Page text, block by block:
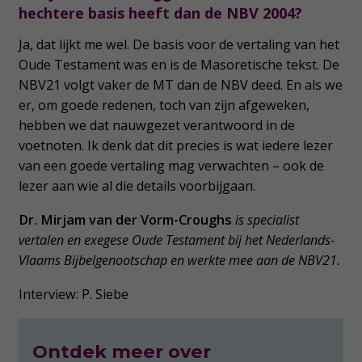
hechtere basis heeft dan de NBV 2004?
Ja, dat lijkt me wel. De basis voor de vertaling van het
Oude Testament was en is de Masoretische tekst. De
NBV21 volgt vaker de MT dan de NBV deed. En als we
er, om goede redenen, toch van zijn afgeweken,
hebben we dat nauwgezet verantwoord in de
voetnoten. Ik denk dat dit precies is wat iedere lezer
van een goede vertaling mag verwachten – ook de
lezer aan wie al die details voorbijgaan.
Dr. Mirjam van der Vorm-Croughs is specialist
vertalen en exegese Oude Testament bij het Nederlands-
Vlaams Bijbelgenootschap en werkte mee aan de NBV21.
Interview: P. Siebe
Ontdek meer over